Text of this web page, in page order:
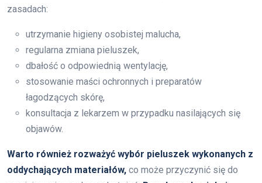
zasadach:
utrzymanie higieny osobistej malucha,
regularna zmiana pieluszek,
dbałość o odpowiednią wentylację,
stosowanie maści ochronnych i preparatów
łagodzących skórę,
konsultacja z lekarzem w przypadku nasilających się
objawów.
Warto również rozważyć wybór pieluszek wykonanych z
oddychających materiałów, co może przyczynić się do